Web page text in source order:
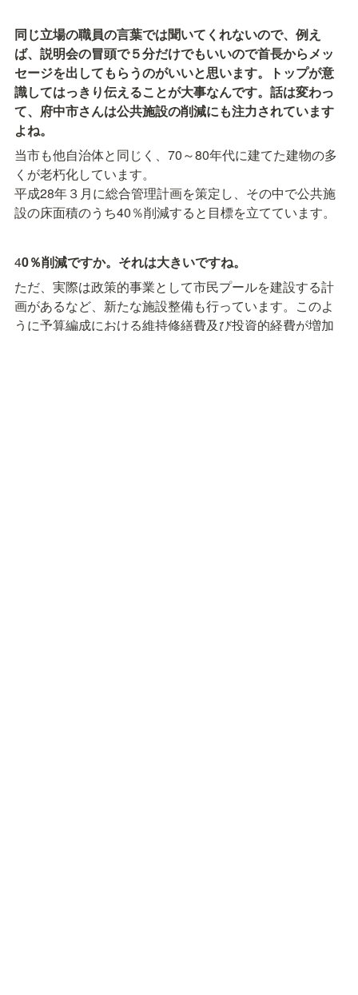
同じ立場の職員の言葉では聞いてくれないので、例え
ば、説明会の冒頭で５分だけでもいいので首長からメッ
セージを出してもらうのがいいと思います。トップが意
識してはっきり伝えることが大事なんです。話は変わっ
て、府中市さんは公共施設の削減にも注力されています
よね。
当市も他自治体と同じく、70～80年代に建てた建物の多
くが老朽化しています。
平成28年３月に総合管理計画を策定し、その中で公共施
設の床面積のうち40％削減すると目標を立てています。
40％削減ですか。それは大きいですね。
ただ、実際は政策的事業として市民プールを建設する計
画があるなど、新たな施設整備も行っています。このよ
うに予算編成における維持修繕費及び投資的経費が増加